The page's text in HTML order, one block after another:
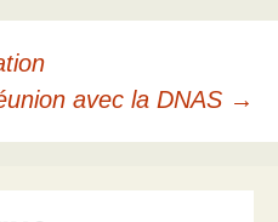
avec la DNAS →